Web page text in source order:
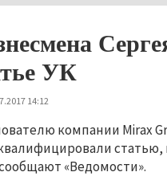
УК
14:12
компании Mirax
статью,
«Ведомости».